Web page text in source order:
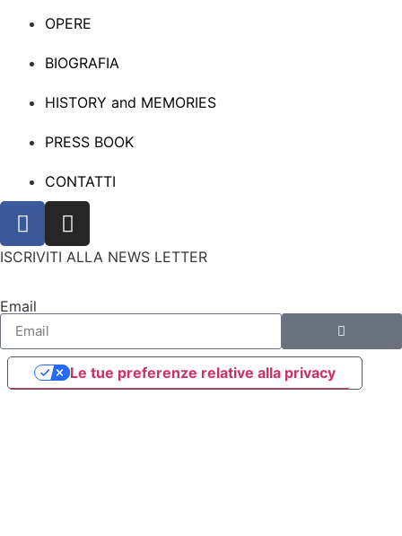
OPERE
BIOGRAFIA
HISTORY and MEMORIES
PRESS BOOK
CONTATTI
ISCRIVITI ALLA NEWS LETTER
Email
Le tue preferenze relative alla privacy